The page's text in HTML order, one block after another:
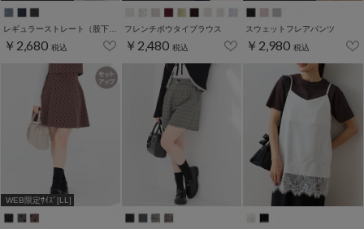
￥2,680 税込
フレンチボウタイブラウス
￥2,480 税込
スウェットフレアパンツ
￥2,980 税込
WEB限定ｻｲｽﾞ[LL]